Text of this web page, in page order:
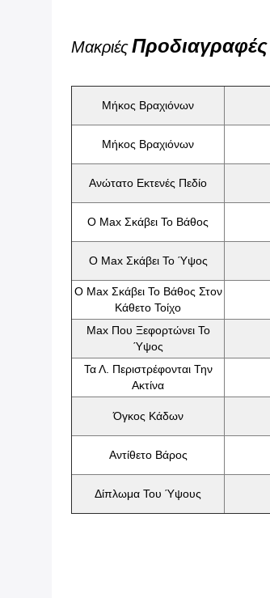
ΜακριέςΠροδιαγραφές
Μήκος Βραχιόνων
Μήκος Βραχιόνων
Ανώτατο Εκτενές Πεδίο
Ο Max Σκάβει Το Βάθος
Ο Max Σκάβει Το Ύψος
Ο Max Σκάβει Το Βάθος Στον
Κάθετο Τοίχο
Max Που Ξεφορτώνει Το
Ύψος
Τα Λ. Περιστρέφονται Την
Ακτίνα
Όγκος Κάδων
Αντίθετο Βάρος
Δίπλωμα Του Ύψους